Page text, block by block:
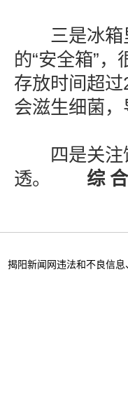
三是冰箱里
的“安全箱”
存放时间超
会滋生细菌
四是关注饮
透。
综 合
揭阳新闻网违法和不良信